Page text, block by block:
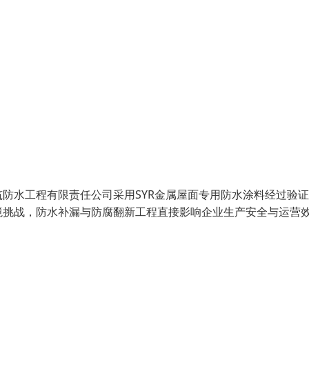
工程有限责任公司采用SYR金属屋面专用防水涂料经过验
战，防水补漏与防腐翻新工程直接影响企业生产安全与运营